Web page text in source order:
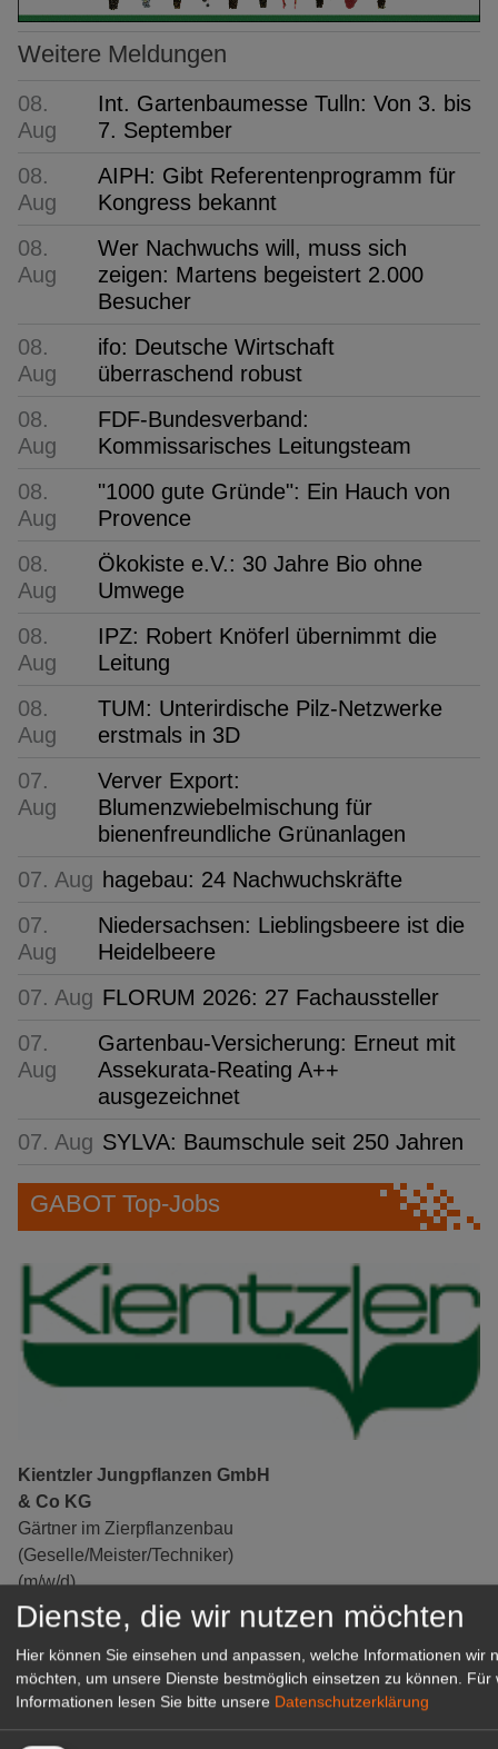
Weitere Meldungen
08.
Aug
Int. Gartenbaumesse Tulln: Von 3. bis
7. September
08.
Aug
AIPH: Gibt Referentenprogramm für
Kongress bekannt
08.
Aug
Wer Nachwuchs will, muss sich
zeigen: Martens begeistert 2.000
Besucher
08.
Aug
ifo: Deutsche Wirtschaft
überraschend robust
08.
Aug
FDF-Bundesverband:
Kommissarisches Leitungsteam
08.
Aug
"1000 gute Gründe": Ein Hauch von
Provence
08.
Aug
Ökokiste e.V.: 30 Jahre Bio ohne
Umwege
08.
Aug
IPZ: Robert Knöferl übernimmt die
Leitung
08.
Aug
TUM: Unterirdische Pilz-Netzwerke
erstmals in 3D
07.
Aug
Verver Export:
Blumenzwiebelmischung für
bienenfreundliche Grünanlagen
07. Aug hagebau: 24 Nachwuchskräfte
07.
Aug
Niedersachsen: Lieblingsbeere ist die
Heidelbeere
07. Aug FLORUM 2026: 27 Fachaussteller
07.
Aug
Gartenbau-Versicherung: Erneut mit
Assekurata-Reating A++
ausgezeichnet
07. Aug SYLVA: Baumschule seit 250 Jahren
GABOT Top-Jobs
Kientzler Jungpflanzen GmbH
& Co KG
Gärtner im Zierpflanzenbau
(Geselle/Meister/Techniker)
(m/w/d)
Gensingen
Dienste, die wir nutzen möchten
Hier können Sie einsehen und anpassen, welche Informationen wir
möchten, um unsere Dienste bestmöglich einsetzen zu können.
Für
Informationen lesen Sie bitte unsere Datenschutzerklärung